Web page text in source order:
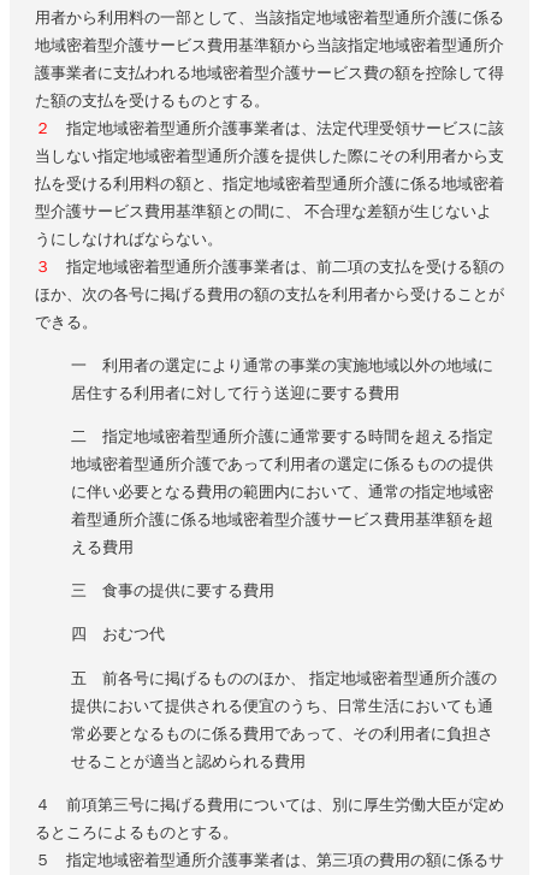
用者から利用料の一部として、当該指定地域密着型通所介護に係る
地域密着型介護サービス費用基準額から当該指定地域密着型通所介
護事業者に支払われる地域密着型介護サービス費の額を控除して得
た額の支払を受けるものとする。
２
指定地域密着型通所介護事業者は、法定代理受領サービスに該
当しない指定地域密着型通所介護を提供した際にその利用者から支
払を受ける利用料の額と、指定地域密着型通所介護に係る地域密着
型介護サービス費用基準額との間に、 不合理な差額が生じないよ
うにしなければならない。
３
指定地域密着型通所介護事業者は、前二項の支払を受ける額の
ほか、次の各号に掲げる費用の額の支払を利用者から受けることが
できる。
一 利用者の選定により通常の事業の実施地域以外の地域に
居住する利用者に対して行う送迎に要する費用
二 指定地域密着型通所介護に通常要する時間を超える指定
地域密着型通所介護であって利用者の選定に係るものの提供
に伴い必要となる費用の範囲内において、通常の指定地域密
着型通所介護に係る地域密着型介護サービス費用基準額を超
える費用
三 食事の提供に要する費用
四 おむつ代
五 前各号に掲げるもののほか、 指定地域密着型通所介護の
提供において提供される便宜のうち、日常生活においても通
常必要となるものに係る費用であって、その利用者に負担さ
せることが適当と認められる費用
４ 前項第三号に掲げる費用については、別に厚生労働大臣が定め
るところによるものとする。
５ 指定地域密着型通所介護事業者は、第三項の費用の額に係るサ